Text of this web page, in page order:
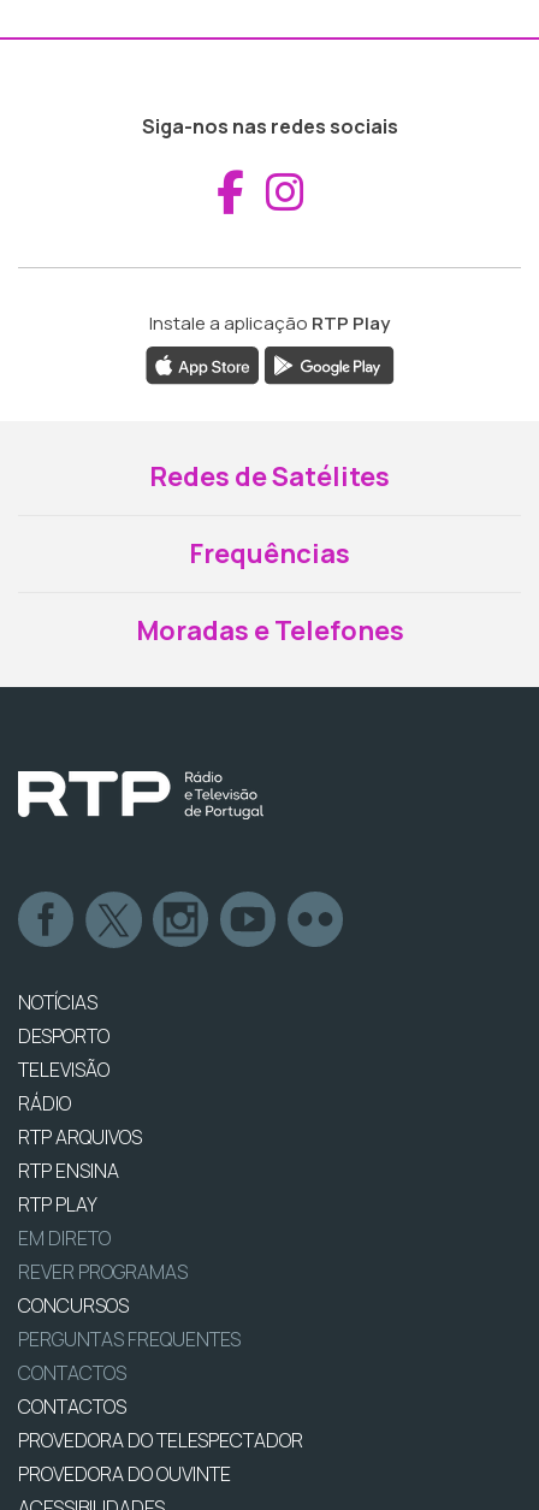
Siga-nos nas redes sociais
Aceder ao
Instale a aplicação RTP Play
Redes de Satélites
Frequências
Moradas e Telefones
NOTÍCIAS
DESPORTO
TELEVISÃO
RÁDIO
RTP ARQUIVOS
RTP ENSINA
RTP PLAY
EM DIRETO
REVER PROGRAMAS
CONCURSOS
PERGUNTAS FREQUENTES
CONTACTOS
CONTACTOS
PROVEDORA DO TELESPECTADOR
PROVEDORA DO OUVINTE